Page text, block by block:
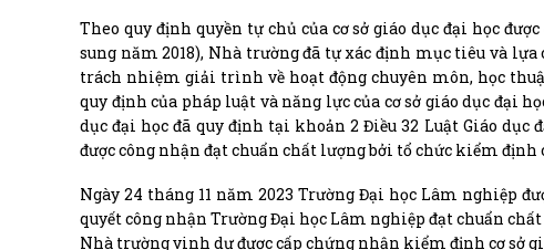
Theo quy định quyền tự chủ của cơ sở giáo dục đại học
sung năm 2018), Nhà trường đã tự xác định mục tiêu và
trách nhiệm giải trình về hoạt động chuyên môn, học
quy định của pháp luật và năng lực của cơ sở giáo dục đại
dục đại học đã quy định tại khoản 2 Điều 32 Luật Giáo dục
được công nhận đạt chuẩn chất lượng bởi tổ chức kiểm định
Ngày 24 tháng 11 năm 2023 Trường Đại học Lâm nghiệp
quyết công nhận Trường Đại học Lâm nghiệp đạt chuẩn
Nhà trường vinh dự được cấp chứng nhận kiểm định cơ sở